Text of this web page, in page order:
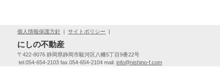
個人情報保護方針 | サイトポリシー |
にしの不動産
〒422-8076 静岡県静岡市駿河区八幡5丁目9番22号
tel.054-654-2103 fax.054-654-2104 mail. info@nishino-f.com